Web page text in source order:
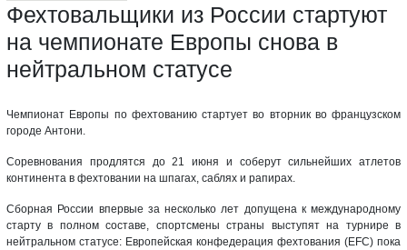
Фехтовальщики из России стартуют
на чемпионате Европы снова в
нейтральном статусе
Чемпионат Европы по фехтованию стартует во вторник во французском
городе Антони.
Соревнования продлятся до 21 июня и соберут сильнейших атлетов
континента в фехтовании на шпагах, саблях и рапирах.
Сборная России впервые за несколько лет допущена к международному
старту в полном составе, спортсмены страны выступят на турнире в
нейтральном статусе: Европейская конфедерация фехтования (EFC) пока